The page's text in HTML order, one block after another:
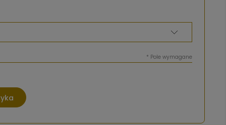
* Pole wymagane